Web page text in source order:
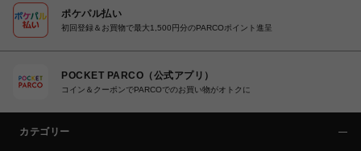
ポケパル払い
初回登録＆お買物で最大1,500円分のPARCOポイント進呈
POCKET PARCO（公式アプリ）
コイン＆クーポンでPARCOでのお買い物がオトクに
カテゴリー